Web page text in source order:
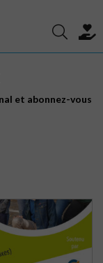
et abonnez-vous